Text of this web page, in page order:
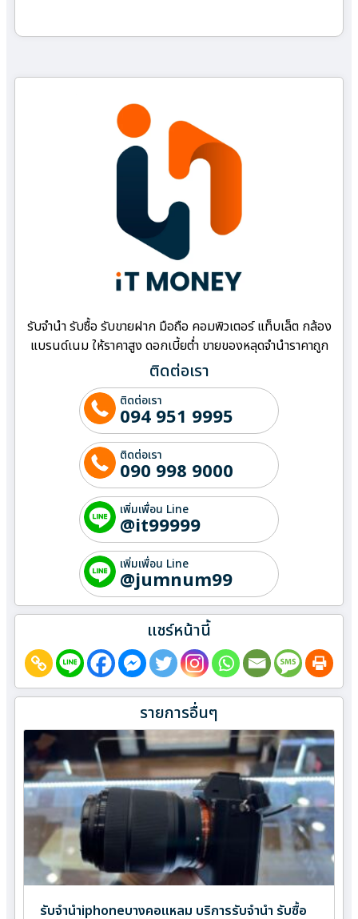
รับจำนำ รับซื้อ รับขายฝาก มือถือ คอมพิวเตอร์ แท็บเล็ต กล้อง
แบรนด์เนม ให้ราคาสูง ดอกเบี้ยต่ำ ขายของหลุดจำนำราคาถูก
ติดต่อเรา
ติดต่อเรา
094 951 9995
ติดต่อเรา
090 998 9000
เพิ่มเพื่อน Line
@it99999
เพิ่มเพื่อน Line
@jumnum99
แชร์หน้านี้
รายการอื่นๆ
รับจำนำiphoneบางคอแหลม บริการรับจำนำ รับซื้อ